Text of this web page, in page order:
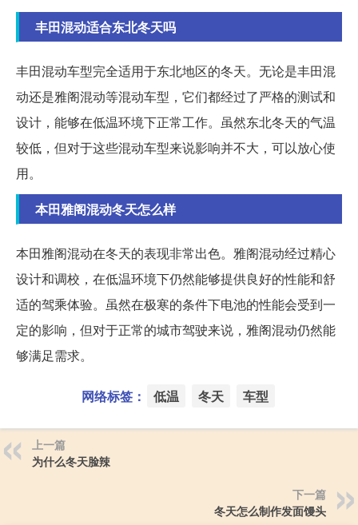
丰田混动适合东北冬天吗
丰田混动车型完全适用于东北地区的冬天。无论是丰田混
动还是雅阁混动等混动车型，它们都经过了严格的测试和
设计，能够在低温环境下正常工作。虽然东北冬天的气温
较低，但对于这些混动车型来说影响并不大，可以放心使
用。
本田雅阁混动冬天怎么样
本田雅阁混动在冬天的表现非常出色。雅阁混动经过精心
设计和调校，在低温环境下仍然能够提供良好的性能和舒
适的驾乘体验。虽然在极寒的条件下电池的性能会受到一
定的影响，但对于正常的城市驾驶来说，雅阁混动仍然能
够满足需求。
网络标签： 低温 冬天 车型
上一篇
为什么冬天脸辣
下一篇
冬天怎么制作发面馒头